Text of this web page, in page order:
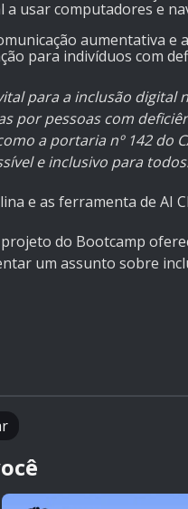
a usar computadores e
aumentativa e
para indivíduos com
para a inclusão digital
por pessoas com
a portaria nº 142 do
e inclusivo para
e as ferramenta de AI
do Bootcamp
um assunto sobre